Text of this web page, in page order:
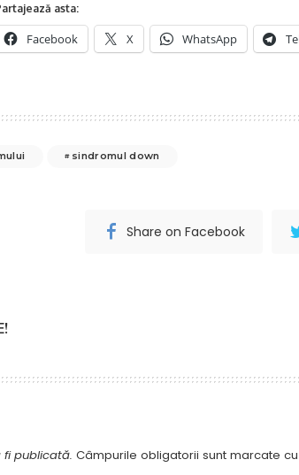
asta:
Facebook X WhatsApp
sindromul down
Share on Facebook
fi publicată. Câmpurile obligatorii sunt marcate cu